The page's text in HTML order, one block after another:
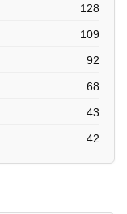
128
109
92
68
43
42